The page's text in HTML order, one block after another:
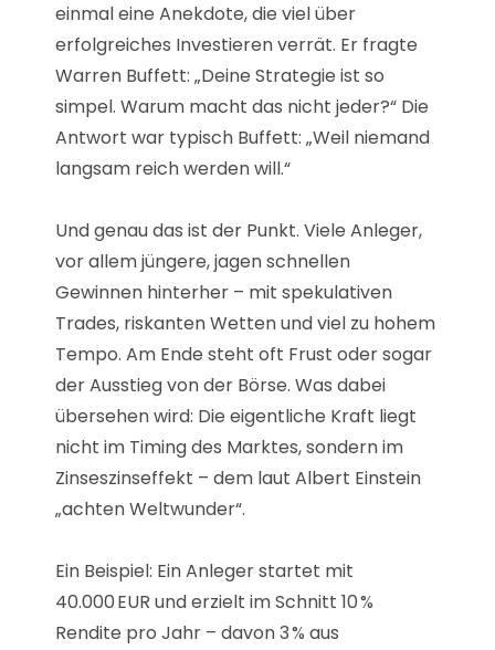
einmal eine Anekdote, die viel über
erfolgreiches Investieren verrät. Er fragte
Warren Buffett: „Deine Strategie ist so
simpel. Warum macht das nicht jeder?“ Die
Antwort war typisch Buffett: „Weil niemand
langsam reich werden will.“
Und genau das ist der Punkt. Viele Anleger,
vor allem jüngere, jagen schnellen
Gewinnen hinterher – mit spekulativen
Trades, riskanten Wetten und viel zu hohem
Tempo. Am Ende steht oft Frust oder sogar
der Ausstieg von der Börse. Was dabei
übersehen wird: Die eigentliche Kraft liegt
nicht im Timing des Marktes, sondern im
Zinseszinseffekt – dem laut Albert Einstein
„achten Weltwunder“.
Ein Beispiel: Ein Anleger startet mit
40.000 EUR und erzielt im Schnitt 10 %
Rendite pro Jahr – davon 3 % aus